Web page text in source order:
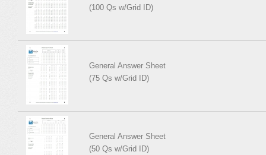
(100 Qs w/Grid ID)
General Answer Sheet
(75 Qs w/Grid ID)
General Answer Sheet
(50 Qs w/Grid ID)